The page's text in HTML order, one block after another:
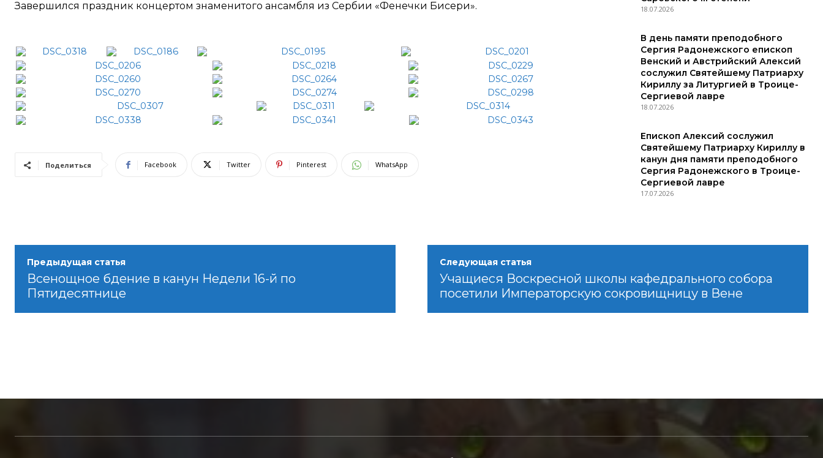
Завершился праздник концертом знаменитого ансамбля из Сербии «Фенечки Бисери».
Поделиться Facebook Twitter Pinterest WhatsApp
18.07.2026
В день памяти преподобного
Сергия Радонежского епископ
Венский и Австрийский Алексий
сослужил Святейшему Патриарху
Кириллу за Литургией в Троице-
Сергиевой лавре
18.07.2026
Епископ Алексий сослужил
Святейшему Патриарху Кириллу в
канун дня памяти преподобного
Сергия Радонежского в Троице-
Сергиевой лавре
17.07.2026
Предыдущая статья
Всенощное бдение в канун Недели 16-й по
Пятидесятнице
Следующая статья
Учащиеся Воскресной школы кафедрального собора
посетили Императорскую сокровищницу в Вене